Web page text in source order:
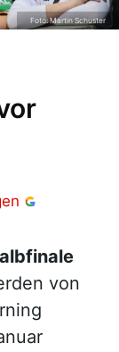
Foto: Martin Schuster
von